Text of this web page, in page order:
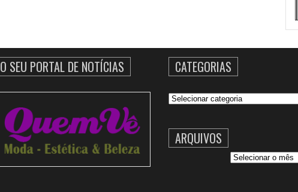
O SEU PORTAL DE NOTÍCIAS CATEGORIAS
Categorias
ARQUIVOS